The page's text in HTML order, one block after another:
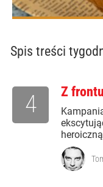
Spis treści
Z
4